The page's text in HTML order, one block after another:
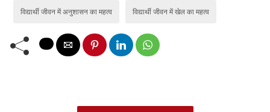
विद्यार्थी जीवन में अनुशासन का महत्व विद्यार्थी जीवन में खेल का महत्व